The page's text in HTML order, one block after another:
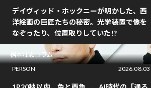
デイヴィッド・ホックニーが明かした、西
洋絵画の巨匠たちの秘密。光学装置で像を
なぞったり、位置取りしていた!?
桝本壮志コラム
PERSON
2026.08.03